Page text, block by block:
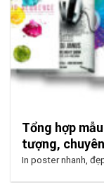
Tổng hợp
tượng,
In poster nhanh,